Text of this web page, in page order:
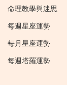
命理教學與迷思
每週星座運勢
每月星座運勢
每週塔羅運勢